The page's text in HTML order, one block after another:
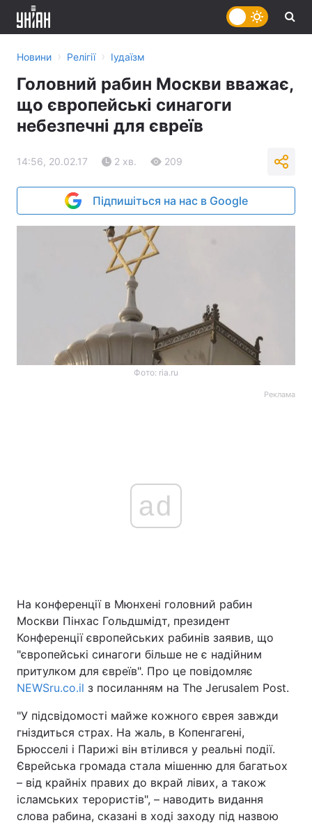
Головна Війна
Україна Політика
Економіка Світ
Спорт Наука
Техно і зв'язок Лайт
Новини › Релігії › Іудаїзм
Головний рабин Москви вважає,
що європейські синагоги
небезпечні для євреїв
14:56, 20.02.17 2 хв. 209
Підпишіться на нас в Google
Фото: ria.ru
Реклама
ad
На конференції в Мюнхені головний рабин
Москви Пінхас Гольдшмідт, президент
Конференції європейських рабинів заявив, що
"європейські синагоги більше не є надійним
притулком для євреїв". Про це повідомляє
NEWSru.co.il з посиланням на The Jerusalem Post.
"У підсвідомості майже кожного єврея завжди
гніздиться страх. На жаль, в Копенгагені,
Брюсселі і Парижі він втілився у реальні події.
Єврейська громада стала мішенню для багатьох
– від крайніх правих до вкрай лівих, а також
ісламських терористів", – наводить видання
слова рабина, сказані в ході заходу під назвою